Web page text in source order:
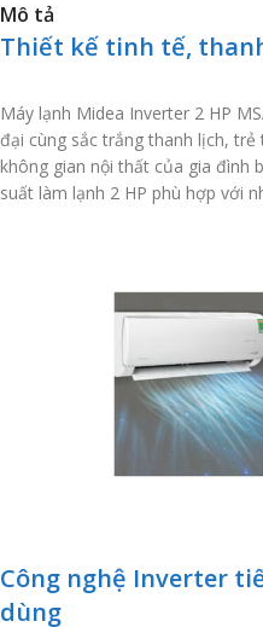
Mô tả
Thiết kế tinh tế,
Máy lạnh Midea Inverter 2 HP
đại cùng sắc trắng thanh lịch,
không gian nội thất của gia đình
suất làm lạnh 2 HP phù hợp với
Công nghệ Inverter
dùng